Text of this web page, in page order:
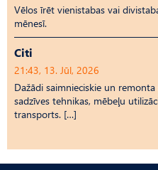
Vēlos īrēt vienistabas vai
mēnesī.
Citi
21:43, 13. Jūl, 2026
Dažādi saimnieciskie un
sadzīves tehnikas, mēbeļu
transports. […]